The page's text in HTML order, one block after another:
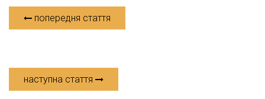
попередня стаття
наступна стаття